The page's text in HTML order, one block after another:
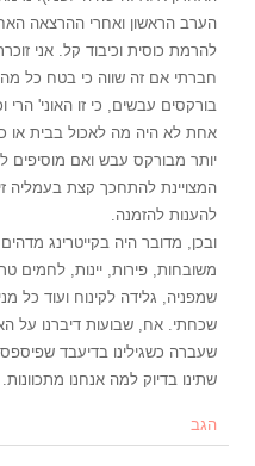
הערב הראשון ואחרי ההרצאה
להרמת כוסית וכיבוד קל. אני
חברתי אם זה שווה כי בטח כל
בורקסים עבשים, כי זו האוני' הרי
אחת לא היה מה לאכול בבית או
יותר מבורקס עבש ואם מוסיפים
המצויינת להתחכך קצת בעמליה
להענות להזמנה.
ובכן, מדובר היה בקייטרינג
משובחות, פירות, יינות, לחמים
שמפניה, גלידה לקינוח ועוד כל
שכחתי. אח, שבועות דיברנו על
שעברה כשגילינו בדיעבד
שתינו בדיוק למה אנחנו מתכוונות.
הגב